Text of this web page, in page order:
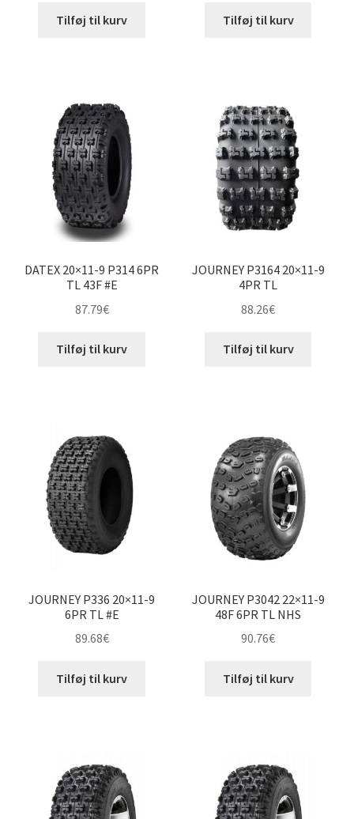
Tilføj til kurv Tilføj til kurv
DATEX 20×11-9 P314 6PR
TL 43F #E
87.79€
Tilføj til kurv
JOURNEY P3164 20×11-9
4PR TL
88.26€
Tilføj til kurv
JOURNEY P336 20×11-9
6PR TL #E
89.68€
Tilføj til kurv
JOURNEY P3042 22×11-9
48F 6PR TL NHS
90.76€
Tilføj til kurv